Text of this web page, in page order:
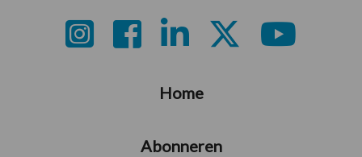
Home
Abonneren